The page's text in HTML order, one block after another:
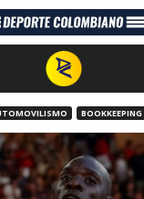
BOOKKEEPING